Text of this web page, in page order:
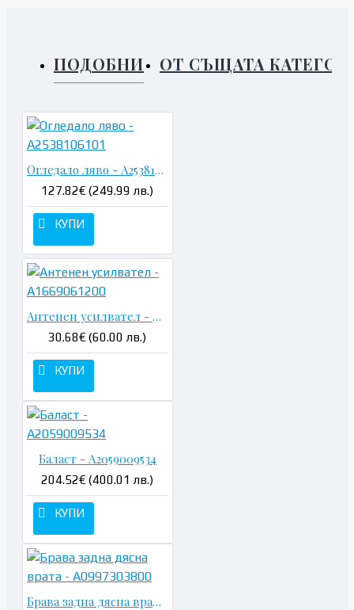
ПОДОБНИ ОТ СЪЩАТА
Огледало ляво - A2538106101
127.82€ (249.99 лв.)
КУПИ
Антенен усилвател - A1669061200
30.68€ (60.00 лв.)
КУПИ
Баласт - A2059009534
204.52€ (400.01 лв.)
КУПИ
Брава задна дясна врата - A0997303800